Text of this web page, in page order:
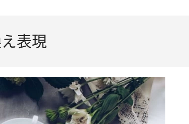
表現